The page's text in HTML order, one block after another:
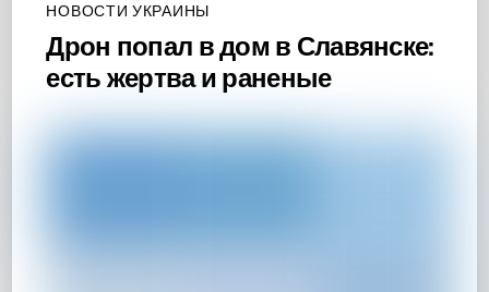
НОВОСТИ УКРАИНЫ
Дрон попал в дом в Славянске:
есть жертва и раненые